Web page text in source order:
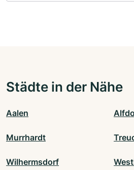
Städte in der Nähe
Aalen
Murrhardt
Wilhermsdorf